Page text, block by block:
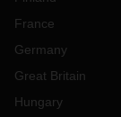
France
Germany
Great Britain
Hungary